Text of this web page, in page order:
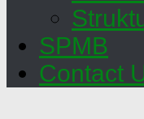
SPMB
Contact